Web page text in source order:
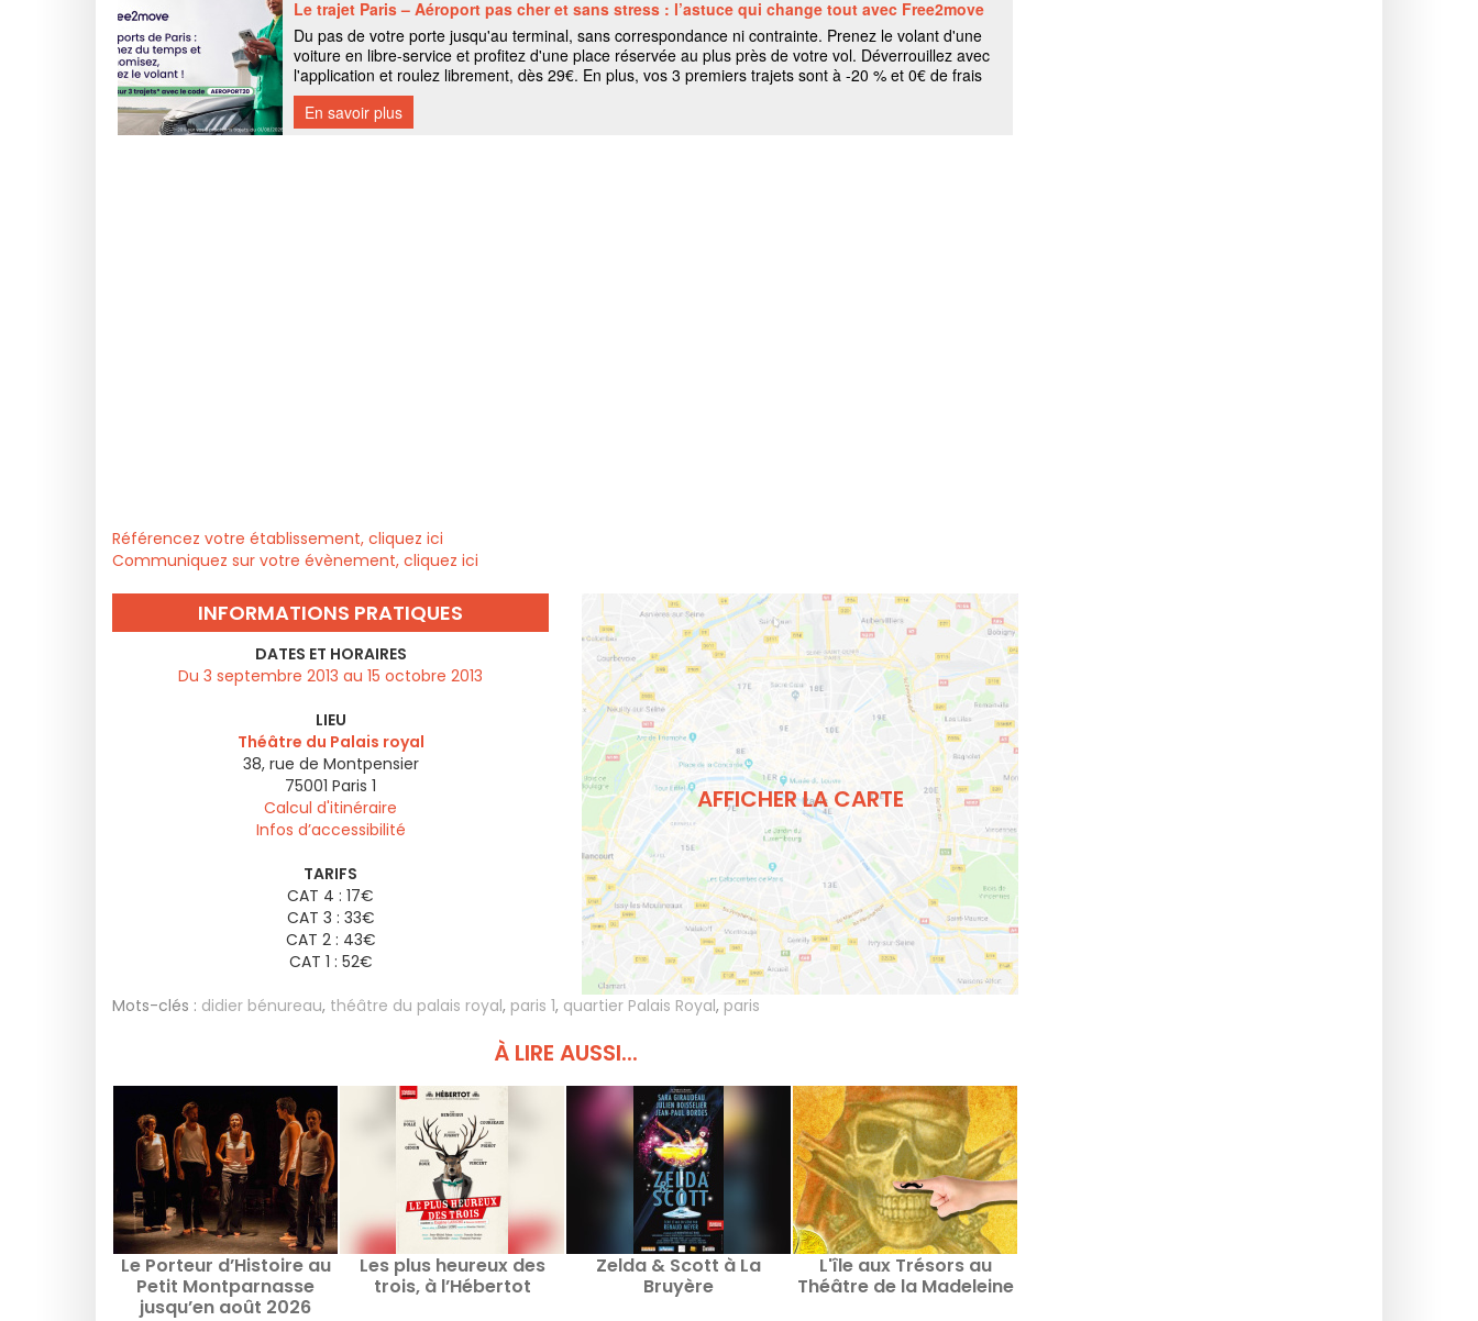
Référencez votre établissement, cliquez ici
Communiquez sur votre évènement, cliquez ici
INFORMATIONS PRATIQUES
DATES ET HORAIRES
Du 3 septembre 2013 au 15 octobre 2013
LIEU
Théâtre du Palais royal
38, rue de Montpensier
75001 Paris 1
Calcul d'itinéraire
Infos d’accessibilité
TARIFS
CAT 4 : 17€
CAT 3 : 33€
CAT 2 : 43€
CAT 1 : 52€
AFFICHER LA CARTE
Mots-clés : didier bénureau, théâtre du palais royal, paris 1, quartier Palais Royal, paris
À LIRE AUSSI...
Le Porteur d’Histoire au
Petit Montparnasse
jusqu’en août 2026
Les plus heureux des
trois, à l’Hébertot
Zelda & Scott à La
Bruyère
L'île aux Trésors au
Théâtre de la Madeleine